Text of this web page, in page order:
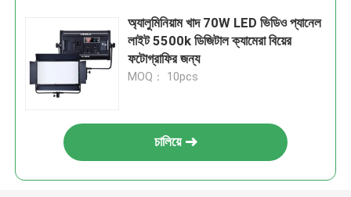
অ্যালুমিনিয়াম খাদ 70W LED ভিডিও প্যানেল
লাইট 5500k ডিজিটাল ক্যামেরা বিয়ের
ফটোগ্রাফির জন্য
MOQ： 10pcs
চালিয়ে